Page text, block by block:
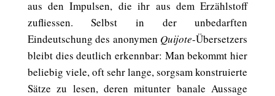
aus den Impulsen, die ihr aus dem Erzählstoff
zufliessen. Selbst in der unbedarften
Eindeutschung des anonymen Quijote-Übersetzers
bleibt dies deutlich erkennbar: Man bekommt hier
beliebig viele, oft sehr lange, sorgsam konstruierte
Sätze zu lesen, deren mitunter banale Aussage